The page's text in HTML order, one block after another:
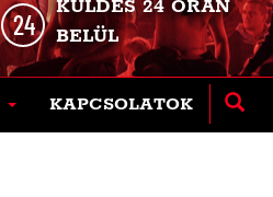
KÜLDÉS 24 ÓRÁN
BELÜL
KAPCSOLATOK